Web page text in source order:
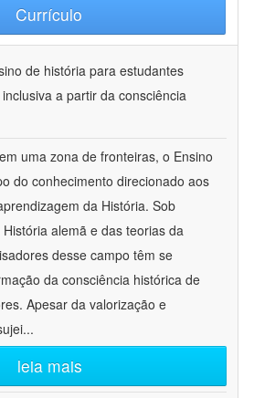
Currículo
de história para estudantes
a partir da consciência
uma zona de fronteiras, o Ensino
do conhecimento direcionado aos
da História. Sob
alemã e das teorias da
desse campo têm se
da consciência histórica de
Apesar da valorização e
...
leia mais